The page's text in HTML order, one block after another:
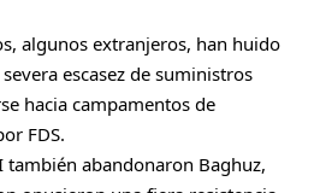
algunos extranjeros, han huido
escasez de suministros
hacia campamentos de
FDS.
también abandonaron Baghuz,